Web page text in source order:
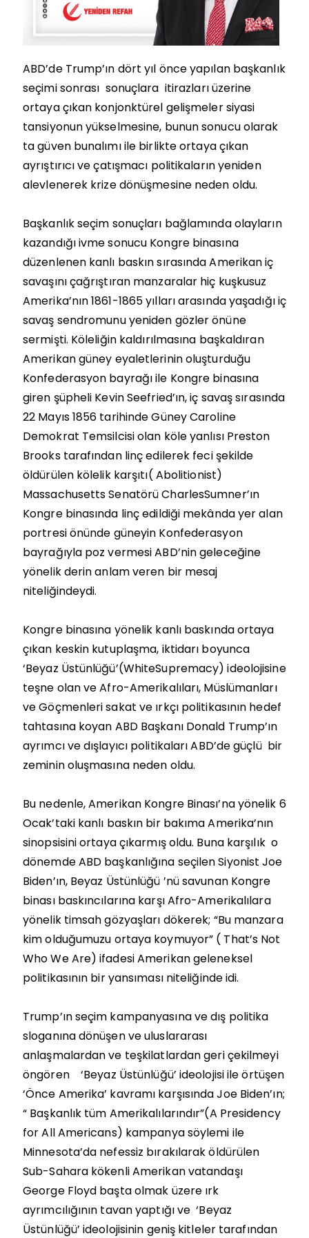
ABD’de Trump’ın dört yıl önce yapılan başkanlık
seçimi sonrası sonuçlara itirazları üzerine
ortaya çıkan konjonktürel gelişmeler siyasi
tansiyonun yükselmesine, bunun sonucu olarak
ta güven bunalımı ile birlikte ortaya çıkan
ayrıştırıcı ve çatışmacı politikaların yeniden
alevlenerek krize dönüşmesine neden oldu.
Başkanlık seçim sonuçları bağlamında olayların
kazandığı ivme sonucu Kongre binasına
düzenlenen kanlı baskın sırasında Amerikan iç
savaşını çağrıştıran manzaralar hiç kuşkusuz
Amerika’nın 1861-1865 yılları arasında yaşadığı iç
savaş sendromunu yeniden gözler önüne
sermişti. Köleliğin kaldırılmasına başkaldıran
Amerikan güney eyaletlerinin oluşturduğu
Konfederasyon bayrağı ile Kongre binasına
giren şüpheli Kevin Seefried’ın, iç savaş sırasında
22 Mayıs 1856 tarihinde Güney Caroline
Demokrat Temsilcisi olan köle yanlısı Preston
Brooks tarafından linç edilerek feci şekilde
öldürülen kölelik karşıtı( Abolitionist)
Massachusetts Senatörü CharlesSumner’ın
Kongre binasında linç edildiği mekânda yer alan
portresi önünde güneyin Konfederasyon
bayrağıyla poz vermesi ABD’nin geleceğine
yönelik derin anlam veren bir mesaj
niteliğindeydi.
Kongre binasına yönelik kanlı baskında ortaya
çıkan keskin kutuplaşma, iktidarı boyunca
‘Beyaz Üstünlüğü’(WhiteSupremacy) ideolojisine
teşne olan ve Afro-Amerikalıları, Müslümanları
ve Göçmenleri sakat ve ırkçı politikasının hedef
tahtasına koyan ABD Başkanı Donald Trump’ın
ayrımcı ve dışlayıcı politikaları ABD’de güçlü bir
zeminin oluşmasına neden oldu.
Bu nedenle, Amerikan Kongre Binası’na yönelik 6
Ocak’taki kanlı baskın bir bakıma Amerika’nın
sinopsisini ortaya çıkarmış oldu. Buna karşılık o
dönemde ABD başkanlığına seçilen Siyonist Joe
Biden’ın, Beyaz Üstünlüğü ’nü savunan Kongre
binası baskıncılarına karşı Afro-Amerikalılara
yönelik timsah gözyaşları dökerek; “Bu manzara
kim olduğumuzu ortaya koymuyor” ( That’s Not
Who We Are) ifadesi Amerikan geleneksel
politikasının bir yansıması niteliğinde idi.
Trump’ın seçim kampanyasına ve dış politika
sloganına dönüşen ve uluslararası
anlaşmalardan ve teşkilatlardan geri çekilmeyi
öngören ‘Beyaz Üstünlüğü’ ideolojisi ile örtüşen
‘Önce Amerika’ kavramı karşısında Joe Biden’ın;
“ Başkanlık tüm Amerikalılarındır”(A Presidency
for All Americans) kampanya söylemi ile
Minnesota’da nefessiz bırakılarak öldürülen
Sub-Sahara kökenli Amerikan vatandaşı
George Floyd başta olmak üzere ırk
ayrımcılığının tavan yaptığı ve ‘Beyaz
Üstünlüğü’ ideolojisinin geniş kitleler tarafından